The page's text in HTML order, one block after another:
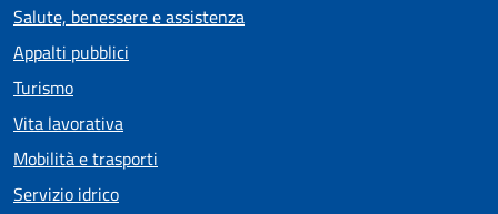
Salute, benessere e assistenza
Appalti pubblici
Turismo
Vita lavorativa
Mobilità e trasporti
Servizio idrico